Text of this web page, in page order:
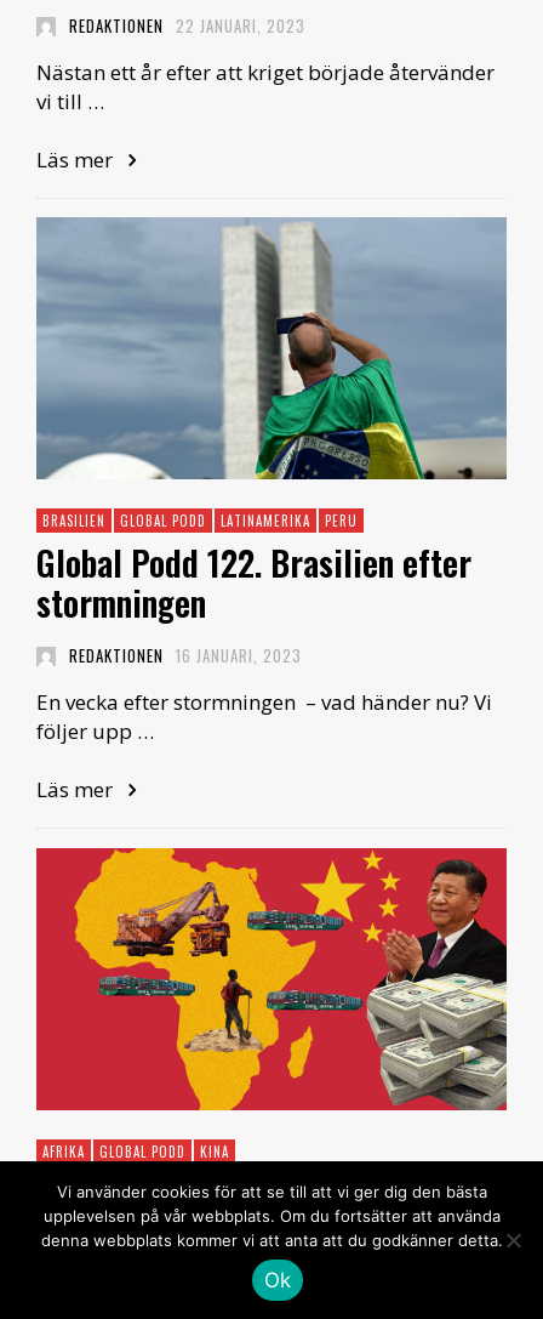
REDAKTIONEN 22 JANUARI, 2023
Nästan ett år efter att kriget började återvänder
vi till …
Läs mer
BRASILIEN GLOBAL PODD LATINAMERIKA PERU
Global Podd 122. Brasilien efter
stormningen
REDAKTIONEN 16 JANUARI, 2023
En vecka efter stormningen – vad händer nu? Vi
följer upp …
Läs mer
AFRIKA GLOBAL PODD KINA
Global Podd 121. Kina och Afrika
– den nya alliansen?
30 DECEMBER, 2022
Vi använder cookies för att se till att vi ger dig den bästa
upplevelsen på vår webbplats. Om du fortsätter att använda
denna webbplats kommer vi att anta att du godkänner detta.
Ok